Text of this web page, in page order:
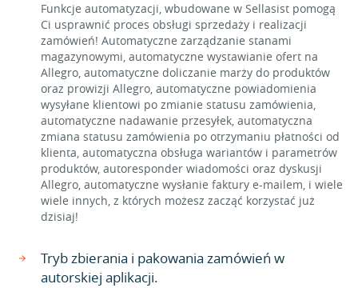
Funkcje automatyzacji, wbudowane w Sellasist pomogą
Ci usprawnić proces obsługi sprzedaży i realizacji
zamówień! Automatyczne zarządzanie stanami
magazynowymi, automatyczne wystawianie ofert na
Allegro, automatyczne doliczanie marży do produktów
oraz prowizji Allegro, automatyczne powiadomienia
wysyłane klientowi po zmianie statusu zamówienia,
automatyczne nadawanie przesyłek, automatyczna
zmiana statusu zamówienia po otrzymaniu płatności od
klienta, automatyczna obsługa wariantów i parametrów
produktów, autoresponder wiadomości oraz dyskusji
Allegro, automatyczne wysłanie faktury e-mailem, i wiele
wiele innych, z których możesz zacząć korzystać już
dzisiaj!
Tryb zbierania i pakowania zamówień w
autorskiej aplikacji.